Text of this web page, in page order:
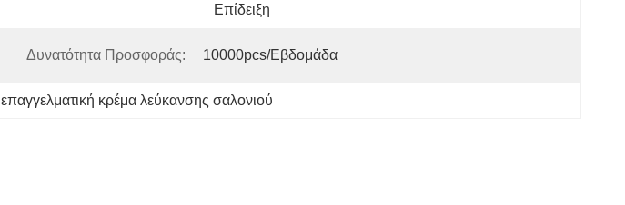
Επίδειξη
Δυνατότητα Προσφοράς: 10000pcs/εβδομάδα
επαγγελματική κρέμα λεύκανσης σαλονιού